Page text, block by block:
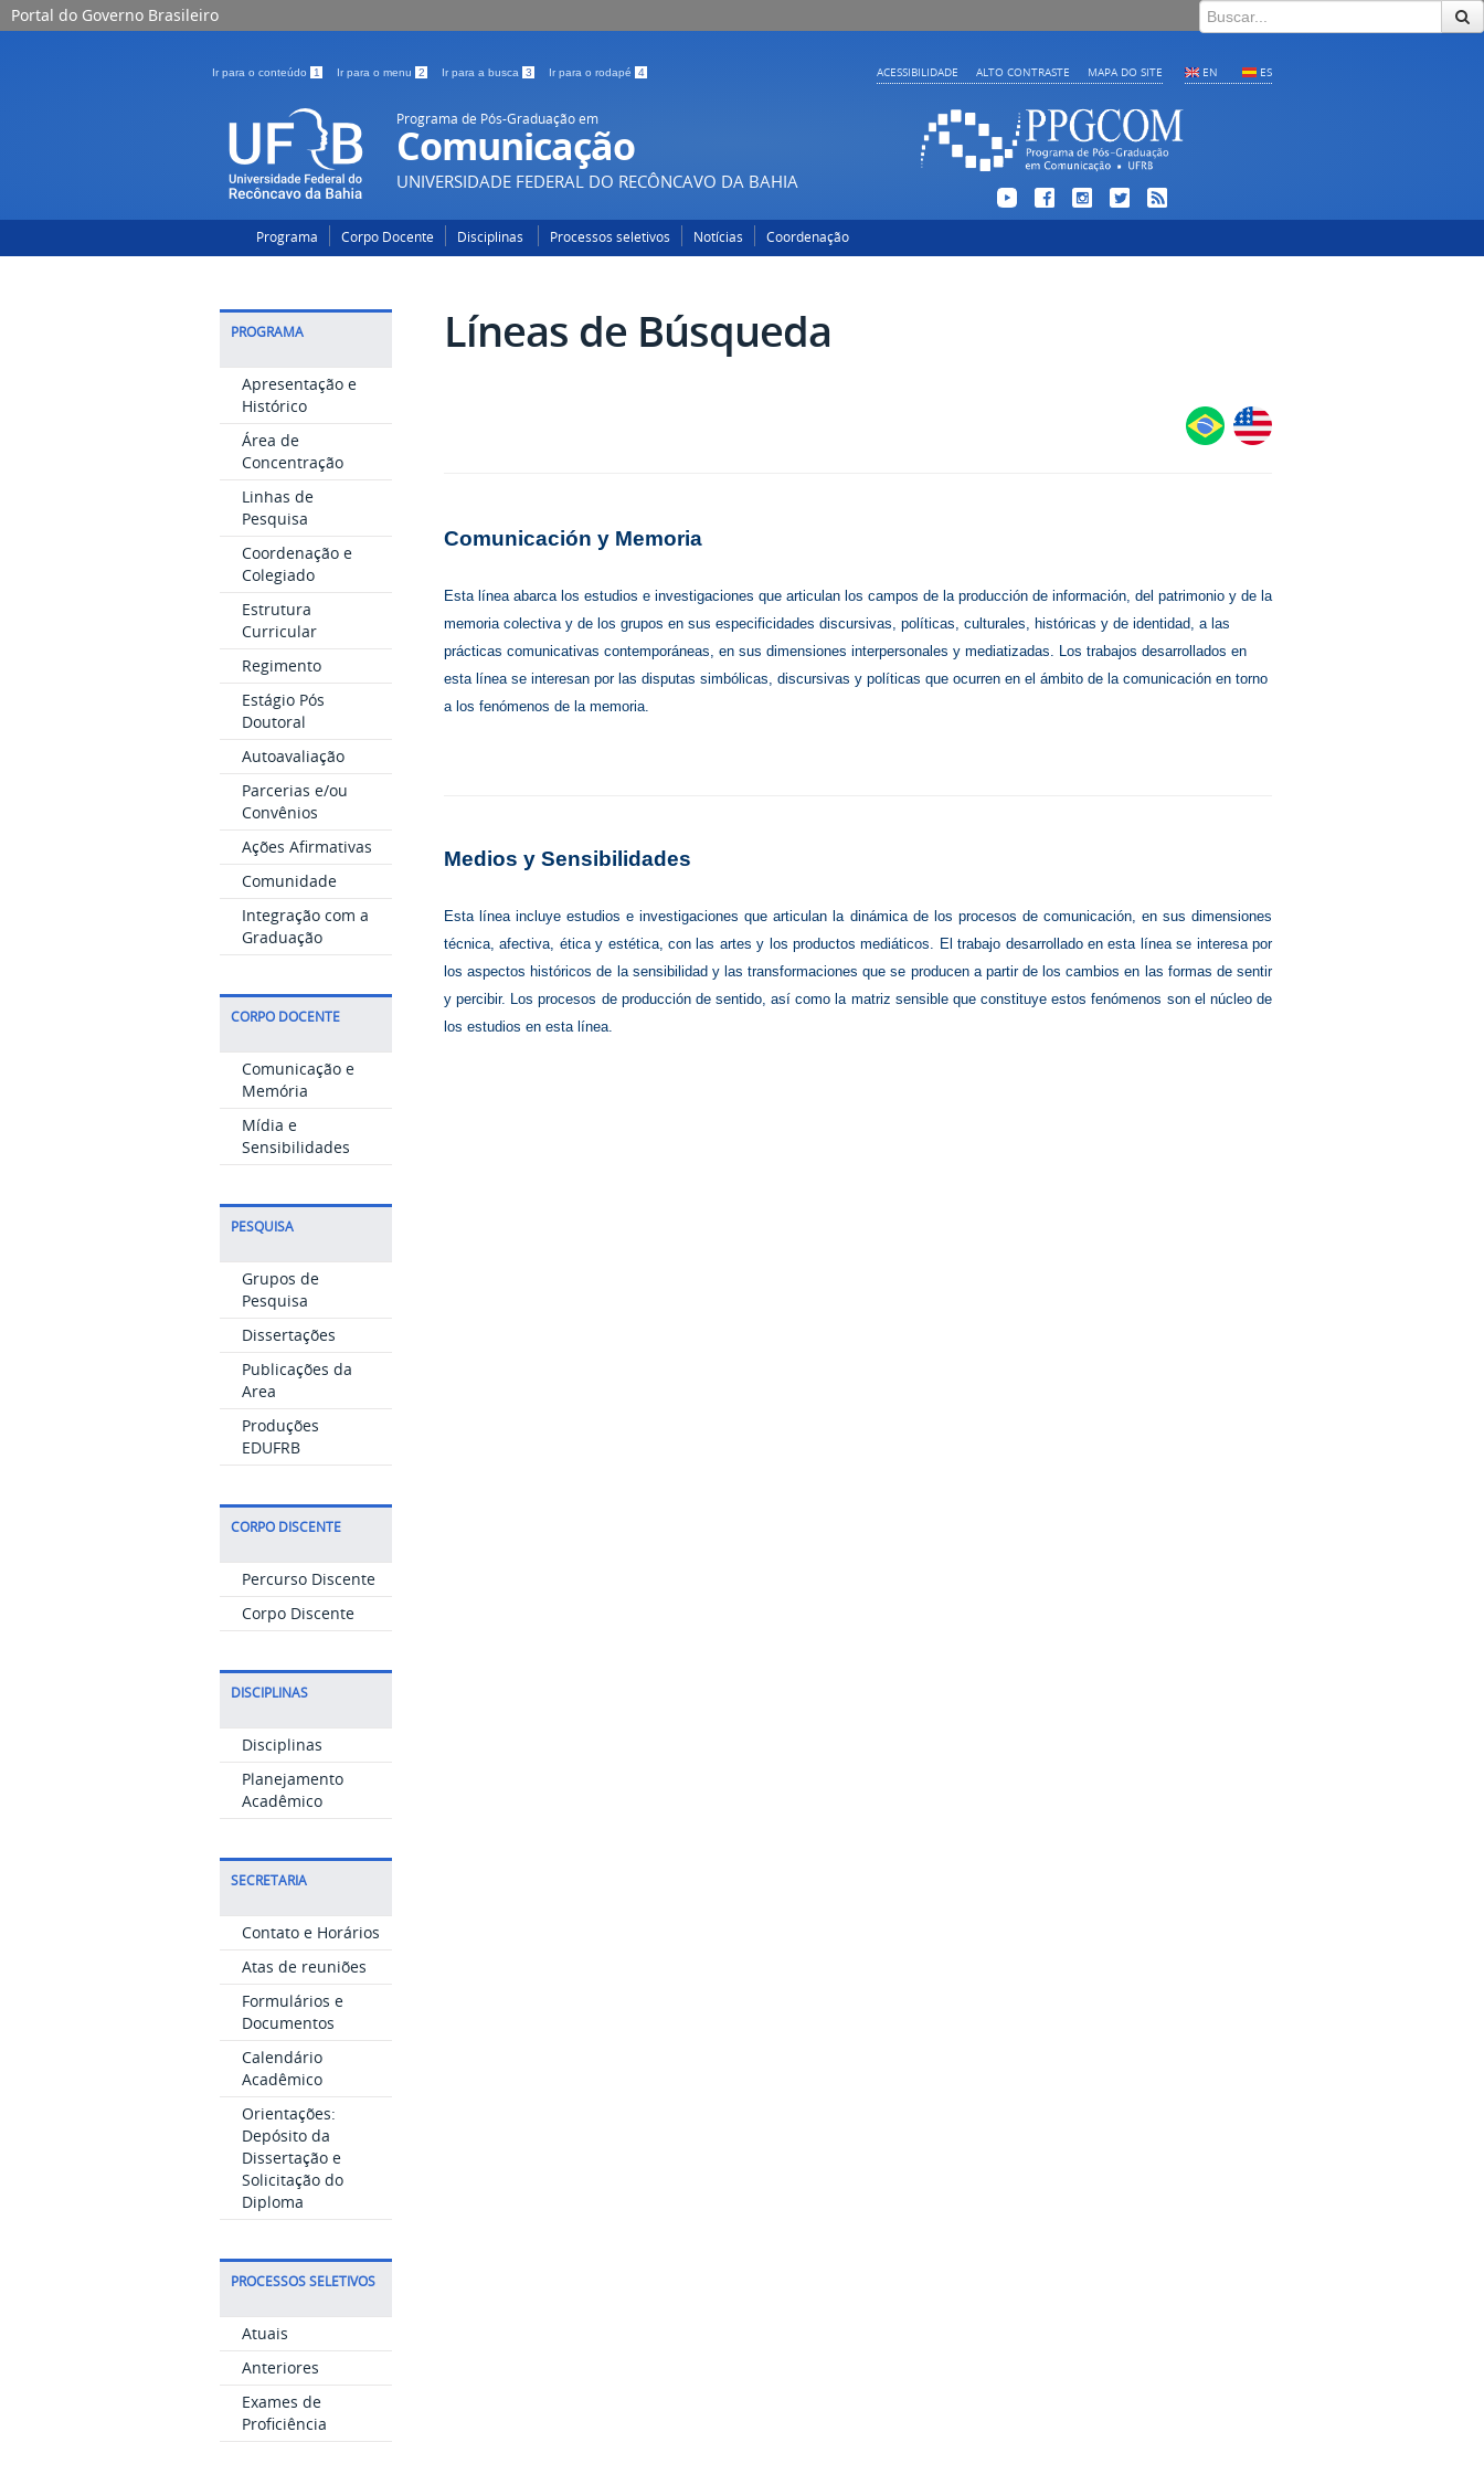
Portal do Governo Brasileiro
Ir para o conteúdo 1 Ir para o menu 2 Ir para a busca 3 Ir para o rodapé 4 EN ES
ACESSIBILIDADE ALTO CONTRASTE MAPA DO SITE
Programa de Pós-Graduação em
Comunicação
UNIVERSIDADE FEDERAL DO RECÔNCAVO DA BAHIA
Programa Corpo Docente Disciplinas Processos seletivos Notícias Coordenação
PROGRAMA
Apresentação e
Histórico
Área de
Concentração
Linhas de
Pesquisa
Coordenação e
Colegiado
Estrutura
Curricular
Regimento
Estágio Pós
Doutoral
Autoavaliação
Parcerias e/ou
Convênios
Ações Afirmativas
Comunidade
Integração com a
Graduação
CORPO DOCENTE
Comunicação e
Memória
Mídia e
Sensibilidades
PESQUISA
Grupos de
Pesquisa
Dissertações
Publicações da
Area
Produções
EDUFRB
CORPO DISCENTE
Percurso Discente
Corpo Discente
DISCIPLINAS
Disciplinas
Planejamento
Acadêmico
SECRETARIA
Contato e Horários
Atas de reuniões
Formulários e
Documentos
Calendário
Acadêmico
Orientações:
Depósito da
Dissertação e
Solicitação do
Diploma
PROCESSOS SELETIVOS
Atuais
Anteriores
Exames de
Proficiência
Líneas de Búsqueda
Comunicación y Memoria
Esta línea abarca los estudios e investigaciones que articulan los campos de la producción de información, del patrimonio y de la
memoria colectiva y de los grupos en sus especificidades discursivas, políticas, culturales, históricas y de identidad, a las
prácticas comunicativas contemporáneas, en sus dimensiones interpersonales y mediatizadas. Los trabajos desarrollados en
esta línea se interesan por las disputas simbólicas, discursivas y políticas que ocurren en el ámbito de la comunicación en torno
a los fenómenos de la memoria.
Medios y Sensibilidades
Esta línea incluye estudios e investigaciones que articulan la dinámica de los procesos de comunicación, en sus dimensiones
técnica, afectiva, ética y estética, con las artes y los productos mediáticos. El trabajo desarrollado en esta línea se interesa por
los aspectos históricos de la sensibilidad y las transformaciones que se producen a partir de los cambios en las formas de sentir
y percibir. Los procesos de producción de sentido, así como la matriz sensible que constituye estos fenómenos son el núcleo de
los estudios en esta línea.